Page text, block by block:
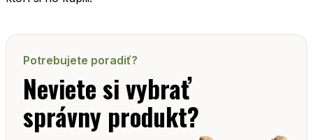
Potrebujete poradiť?
Neviete si vybrať
správny produkt?